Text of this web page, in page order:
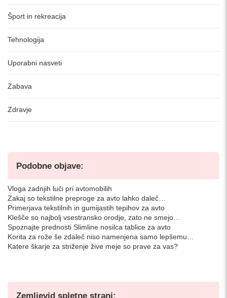
Šport in rekreacija
Tehnologija
Uporabni nasveti
Zabava
Zdravje
Podobne objave:
Vloga zadnjih luči pri avtomobilih
Zakaj so tekstilne preproge za avto lahko daleč…
Primerjava tekstilnih in gumijastih tepihov za avto
Klešče so najbolj vsestransko orodje, zato ne smejo…
Spoznajte prednosti Slimline nosilca tablice za avto
Korita za rože še zdaleč niso namenjena samo lepšemu…
Katere škarje za striženje žive meje so prave za vas?
Zemljevid spletne strani: